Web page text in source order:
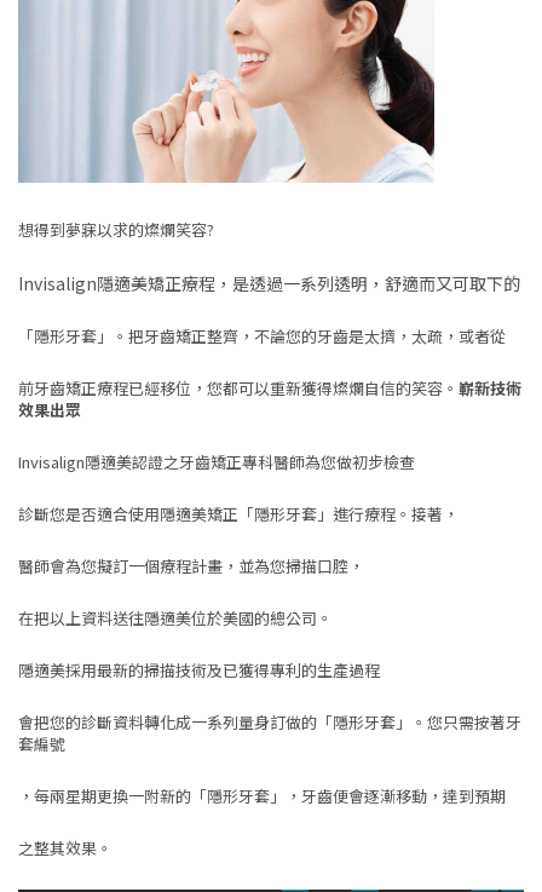
想得到夢寐以求的燦爛笑容?
Invisalign隱適美矯正療程，是透過一系列透明，舒適而又可取下的
「隱形牙套」。把牙齒矯正整齊，不論您的牙齒是太擠，太疏，或者從
前牙齒矯正療程已經移位，您都可以重新獲得燦爛自信的笑容。 嶄新技術
效果出眾
Invisalign隱適美認證之牙齒矯正專科醫師為您做初步檢查
診斷您是否適合使用隱適美矯正「隱形牙套」進行療程。接著，
醫師會為您擬訂一個療程計畫，並為您掃描口腔，
在把以上資料送往隱適美位於美國的總公司。
隱適美採用最新的掃描技術及已獲得專利的生產過程
會把您的診斷資料轉化成一系列量身訂做的「隱形牙套」。您只需按著牙
套編號
，每兩星期更換一附新的「隱形牙套」，牙齒便會逐漸移動，達到預期
之整其效果。